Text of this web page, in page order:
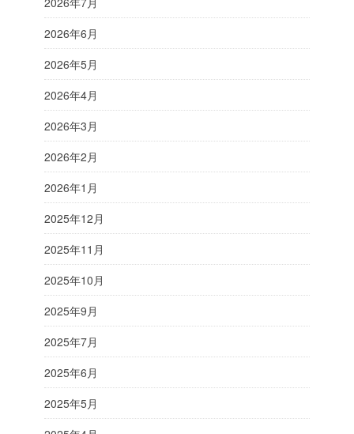
2026年6月
2026年5月
2026年4月
2026年3月
2026年2月
2026年1月
2025年12月
2025年11月
2025年10月
2025年9月
2025年7月
2025年6月
2025年5月